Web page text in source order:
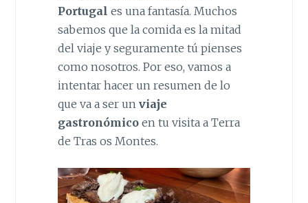
Portugal es una fantasía. Muchos
sabemos que la comida es la mitad
del viaje y seguramente tú pienses
como nosotros. Por eso, vamos a
intentar hacer un resumen de lo
que va a ser un viaje
gastronómicoen tu visita a Terra
de Tras os Montes.